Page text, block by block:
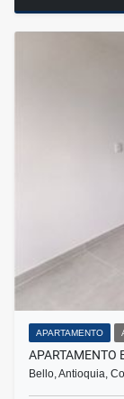
APARTAMENTO
APARTAMENTO
Bello, Antioquia,